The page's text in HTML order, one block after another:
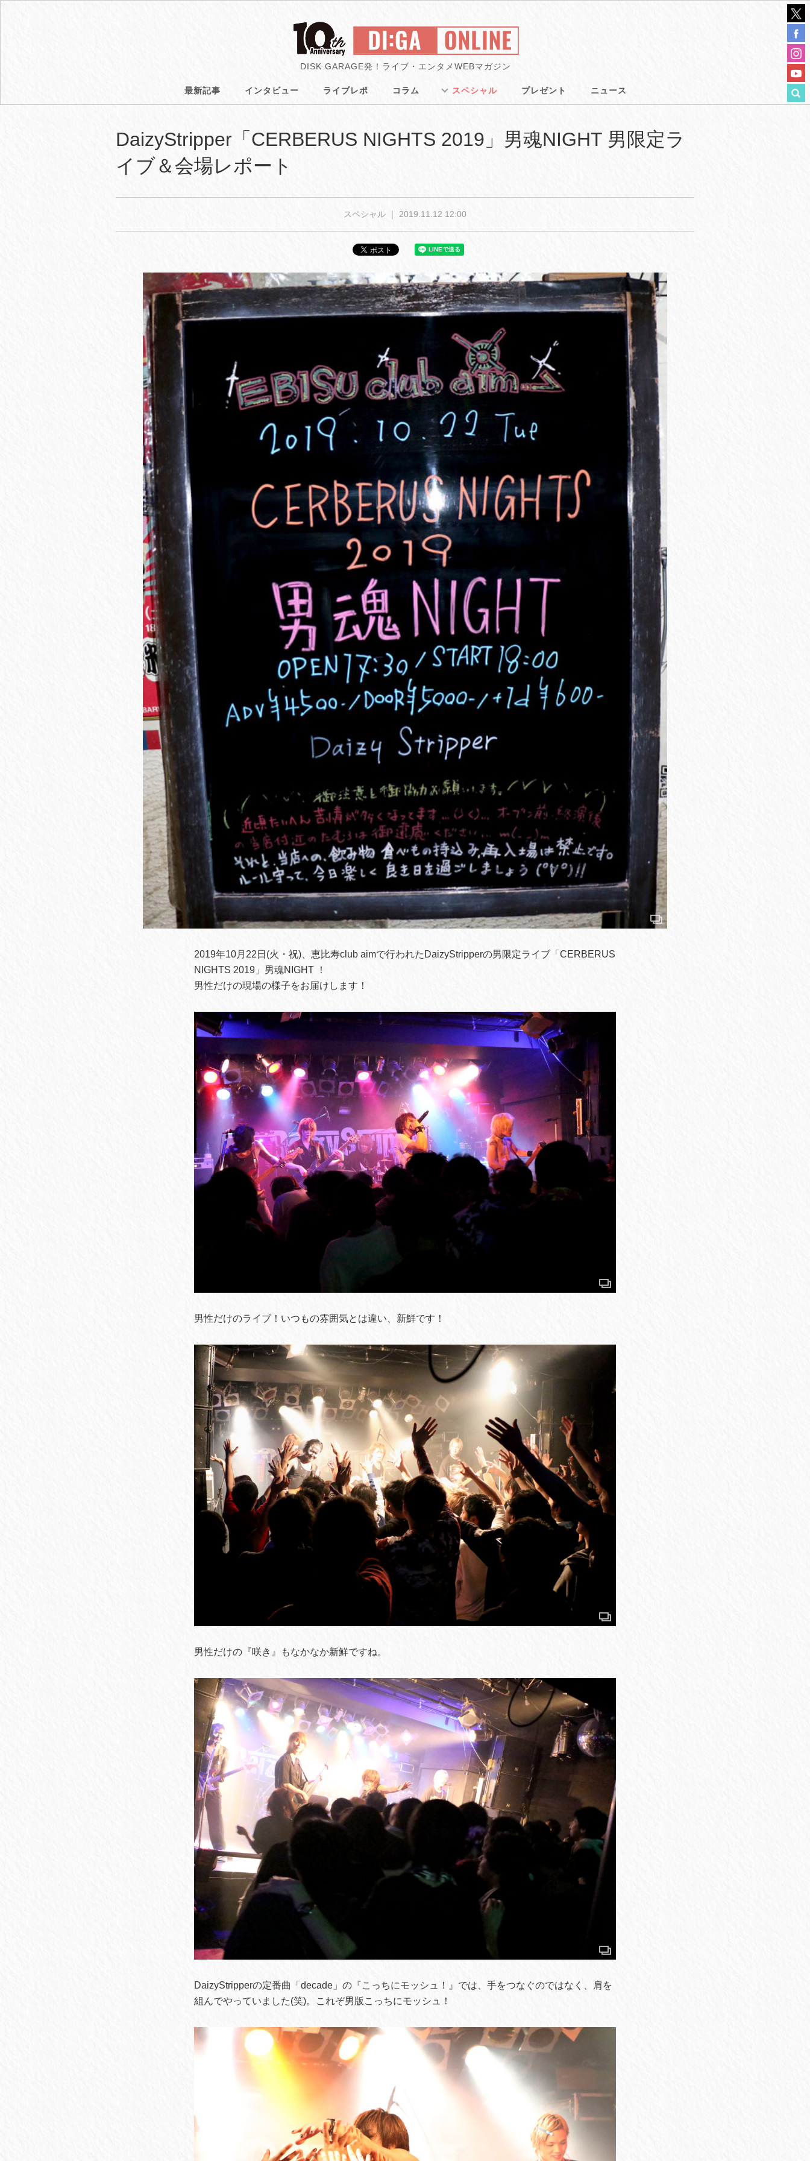
DISK GARAGE発！ライブ・エンタメWEBマガジン
最新記事 インタビュー ライブレポ コラム スペシャル プレゼント ニュース
DaizyStripper「CERBERUS NIGHTS 2019」男魂NIGHT 男限定ラ
イブ＆会場レポート
スペシャル ｜ 2019.11.12 12:00
2019年10月22日(火・祝)、恵比寿club aimで行われたDaizyStripperの男限定ライブ「CERBERUS
NIGHTS 2019」男魂NIGHT ！
男性だけの現場の様子をお届けします！
男性だけのライブ！いつもの雰囲気とは違い、新鮮です！
男性だけの『咲き』もなかなか新鮮ですね。
DaizyStripperの定番曲「decade」の『こっちにモッシュ！』では、手をつなぐのではなく、肩を
組んでやっていました(笑)。これぞ男版こっちにモッシュ！